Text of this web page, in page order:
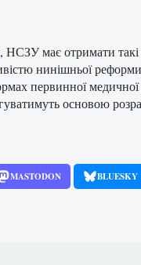
має отримати
нинішньої
первинної
основою
MASTODON BLUESKY